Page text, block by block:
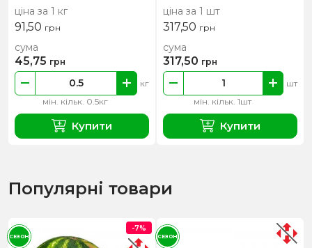
ціна за 1 кг
91,50 грн
мін. кільк. 0.5кг
кг
сума
45,75 грн
Купити
ціна за 1 шт
317,50 грн
мін. кільк. 1шт
шт
сума
317,50 грн
Купити
Популярні товари
-7%
СЕЗОН СЕЗОН